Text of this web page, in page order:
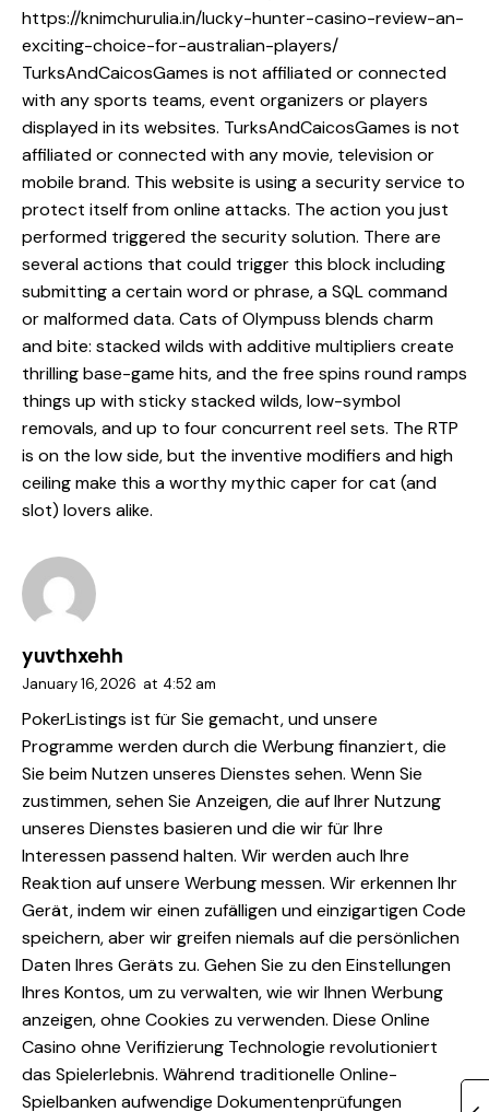
https://knimchurulia.in/lucky-hunter-casino-review-an-
exciting-choice-for-australian-players/
TurksAndCaicosGames is not affiliated or connected
with any sports teams, event organizers or players
displayed in its websites. TurksAndCaicosGames is not
affiliated or connected with any movie, television or
mobile brand. This website is using a security service to
protect itself from online attacks. The action you just
performed triggered the security solution. There are
several actions that could trigger this block including
submitting a certain word or phrase, a SQL command
or malformed data. Cats of Olympuss blends charm
and bite: stacked wilds with additive multipliers create
thrilling base-game hits, and the free spins round ramps
things up with sticky stacked wilds, low-symbol
removals, and up to four concurrent reel sets. The RTP
is on the low side, but the inventive modifiers and high
ceiling make this a worthy mythic caper for cat (and
slot) lovers alike.
yuvthxehh
January 16, 2026 at 4:52 am
PokerListings ist für Sie gemacht, und unsere
Programme werden durch die Werbung finanziert, die
Sie beim Nutzen unseres Dienstes sehen. Wenn Sie
zustimmen, sehen Sie Anzeigen, die auf Ihrer Nutzung
unseres Dienstes basieren und die wir für Ihre
Interessen passend halten. Wir werden auch Ihre
Reaktion auf unsere Werbung messen. Wir erkennen Ihr
Gerät, indem wir einen zufälligen und einzigartigen Code
speichern, aber wir greifen niemals auf die persönlichen
Daten Ihres Geräts zu. Gehen Sie zu den Einstellungen
Ihres Kontos, um zu verwalten, wie wir Ihnen Werbung
anzeigen, ohne Cookies zu verwenden. Diese Online
Casino ohne Verifizierung Technologie revolutioniert
das Spielerlebnis. Während traditionelle Online-
Spielbanken aufwendige Dokumentenprüfungen